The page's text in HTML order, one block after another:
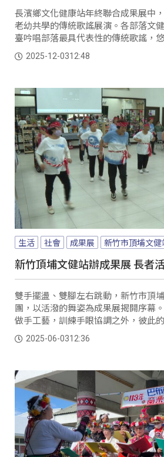
長濱鄉文化健康站年終聯合成果展中
老幼共學的傳統歌謠展演。各部落文
臺吟唱部落最具代表性的傳統歌謠，
盪，讓現場來賓與年輕族人驚喜不已
氛溫馨感人。
2025-12-0312:48
生活 社會 成果展 新竹市頂埔文健
新竹頂埔文健站辦成果展 長者
雙手擺盪、雙腳左右跳動，新竹市頂
團，以活潑的舞姿為成果展揭開序幕
做手工藝，訓練手眼協調之外，彼此
心。2025-06-0312:36